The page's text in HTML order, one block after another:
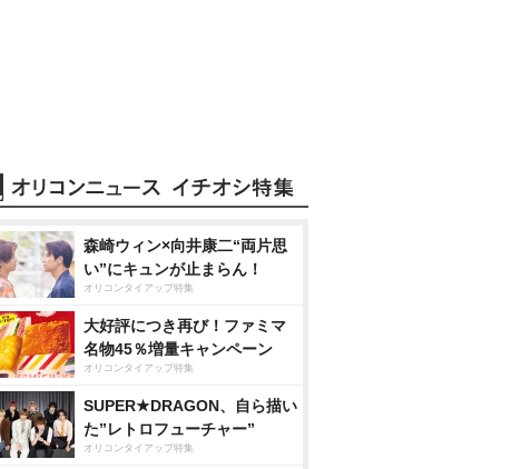
森崎ウィン×向井康二“両片思
い”にキュンが止まらん！
オリコンタイアップ特集
大好評につき再び！ファミマ
名物45％増量キャンペーン
オリコンタイアップ特集
SUPER★DRAGON、自ら描い
た”レトロフューチャー”
オリコンタイアップ特集